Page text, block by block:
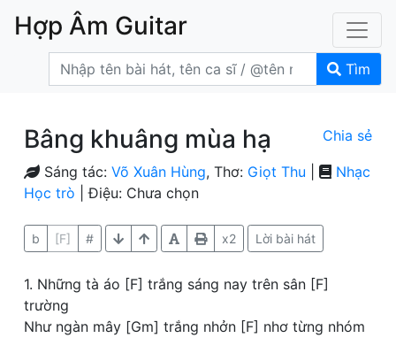
Hợp Âm Guitar
Tìm
Bâng khuâng mùa hạ Chia sẻ
Sáng tác: Võ Xuân Hùng, Thơ: Giọt Thu
Nhạc
Học trò | Điệu: Chưa chọn
b [F] # x2 Lời bài hát
1. Những tà áo [F] trắng sáng nay trên sân [F]
trường
Như ngàn mây [Gm] trắng nhởn [F] nhơ từng nhóm